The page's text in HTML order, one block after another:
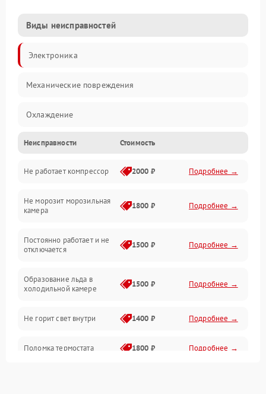
Виды неисправностей
Электроника
Механические повреждения
Охлаждение
Механика
Электропитание
Дренаж
Неисправности Стоимость
Не работает компрессор 2000 ₽ Подробнее →
Не морозит морозильная
камера
1800 ₽ Подробнее →
Постоянно работает и не
отключается
1500 ₽ Подробнее →
Образование льда в
холодильной камере
1500 ₽ Подробнее →
Не горит свет внутри 1400 ₽ Подробнее →
Поломка термостата 1800 ₽ Подробнее →